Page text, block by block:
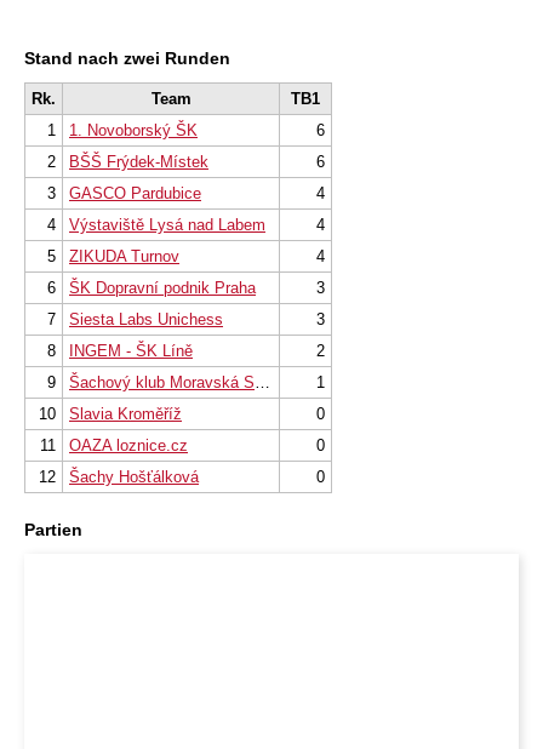
Stand nach zwei Runden
Rk. Team
TB1
1
1. Novoborský ŠK
6
2
BŠŠ Frýdek-Místek
6
3
GASCO Pardubice
4
4
Výstaviště Lysá nad Labem
4
5
ZIKUDA Turnov
4
6
ŠK Dopravní podnik Praha
3
7
Siesta Labs Unichess
3
8
INGEM - ŠK Líně
2
9
Šachový klub Moravská Slavia
1
10
Slavia Kroměříž
0
11
OAZA loznice.cz
0
12
Šachy Hošťálková 0
Partien